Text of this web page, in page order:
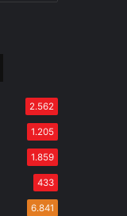
2.562
1.205
1.859
433
6.841